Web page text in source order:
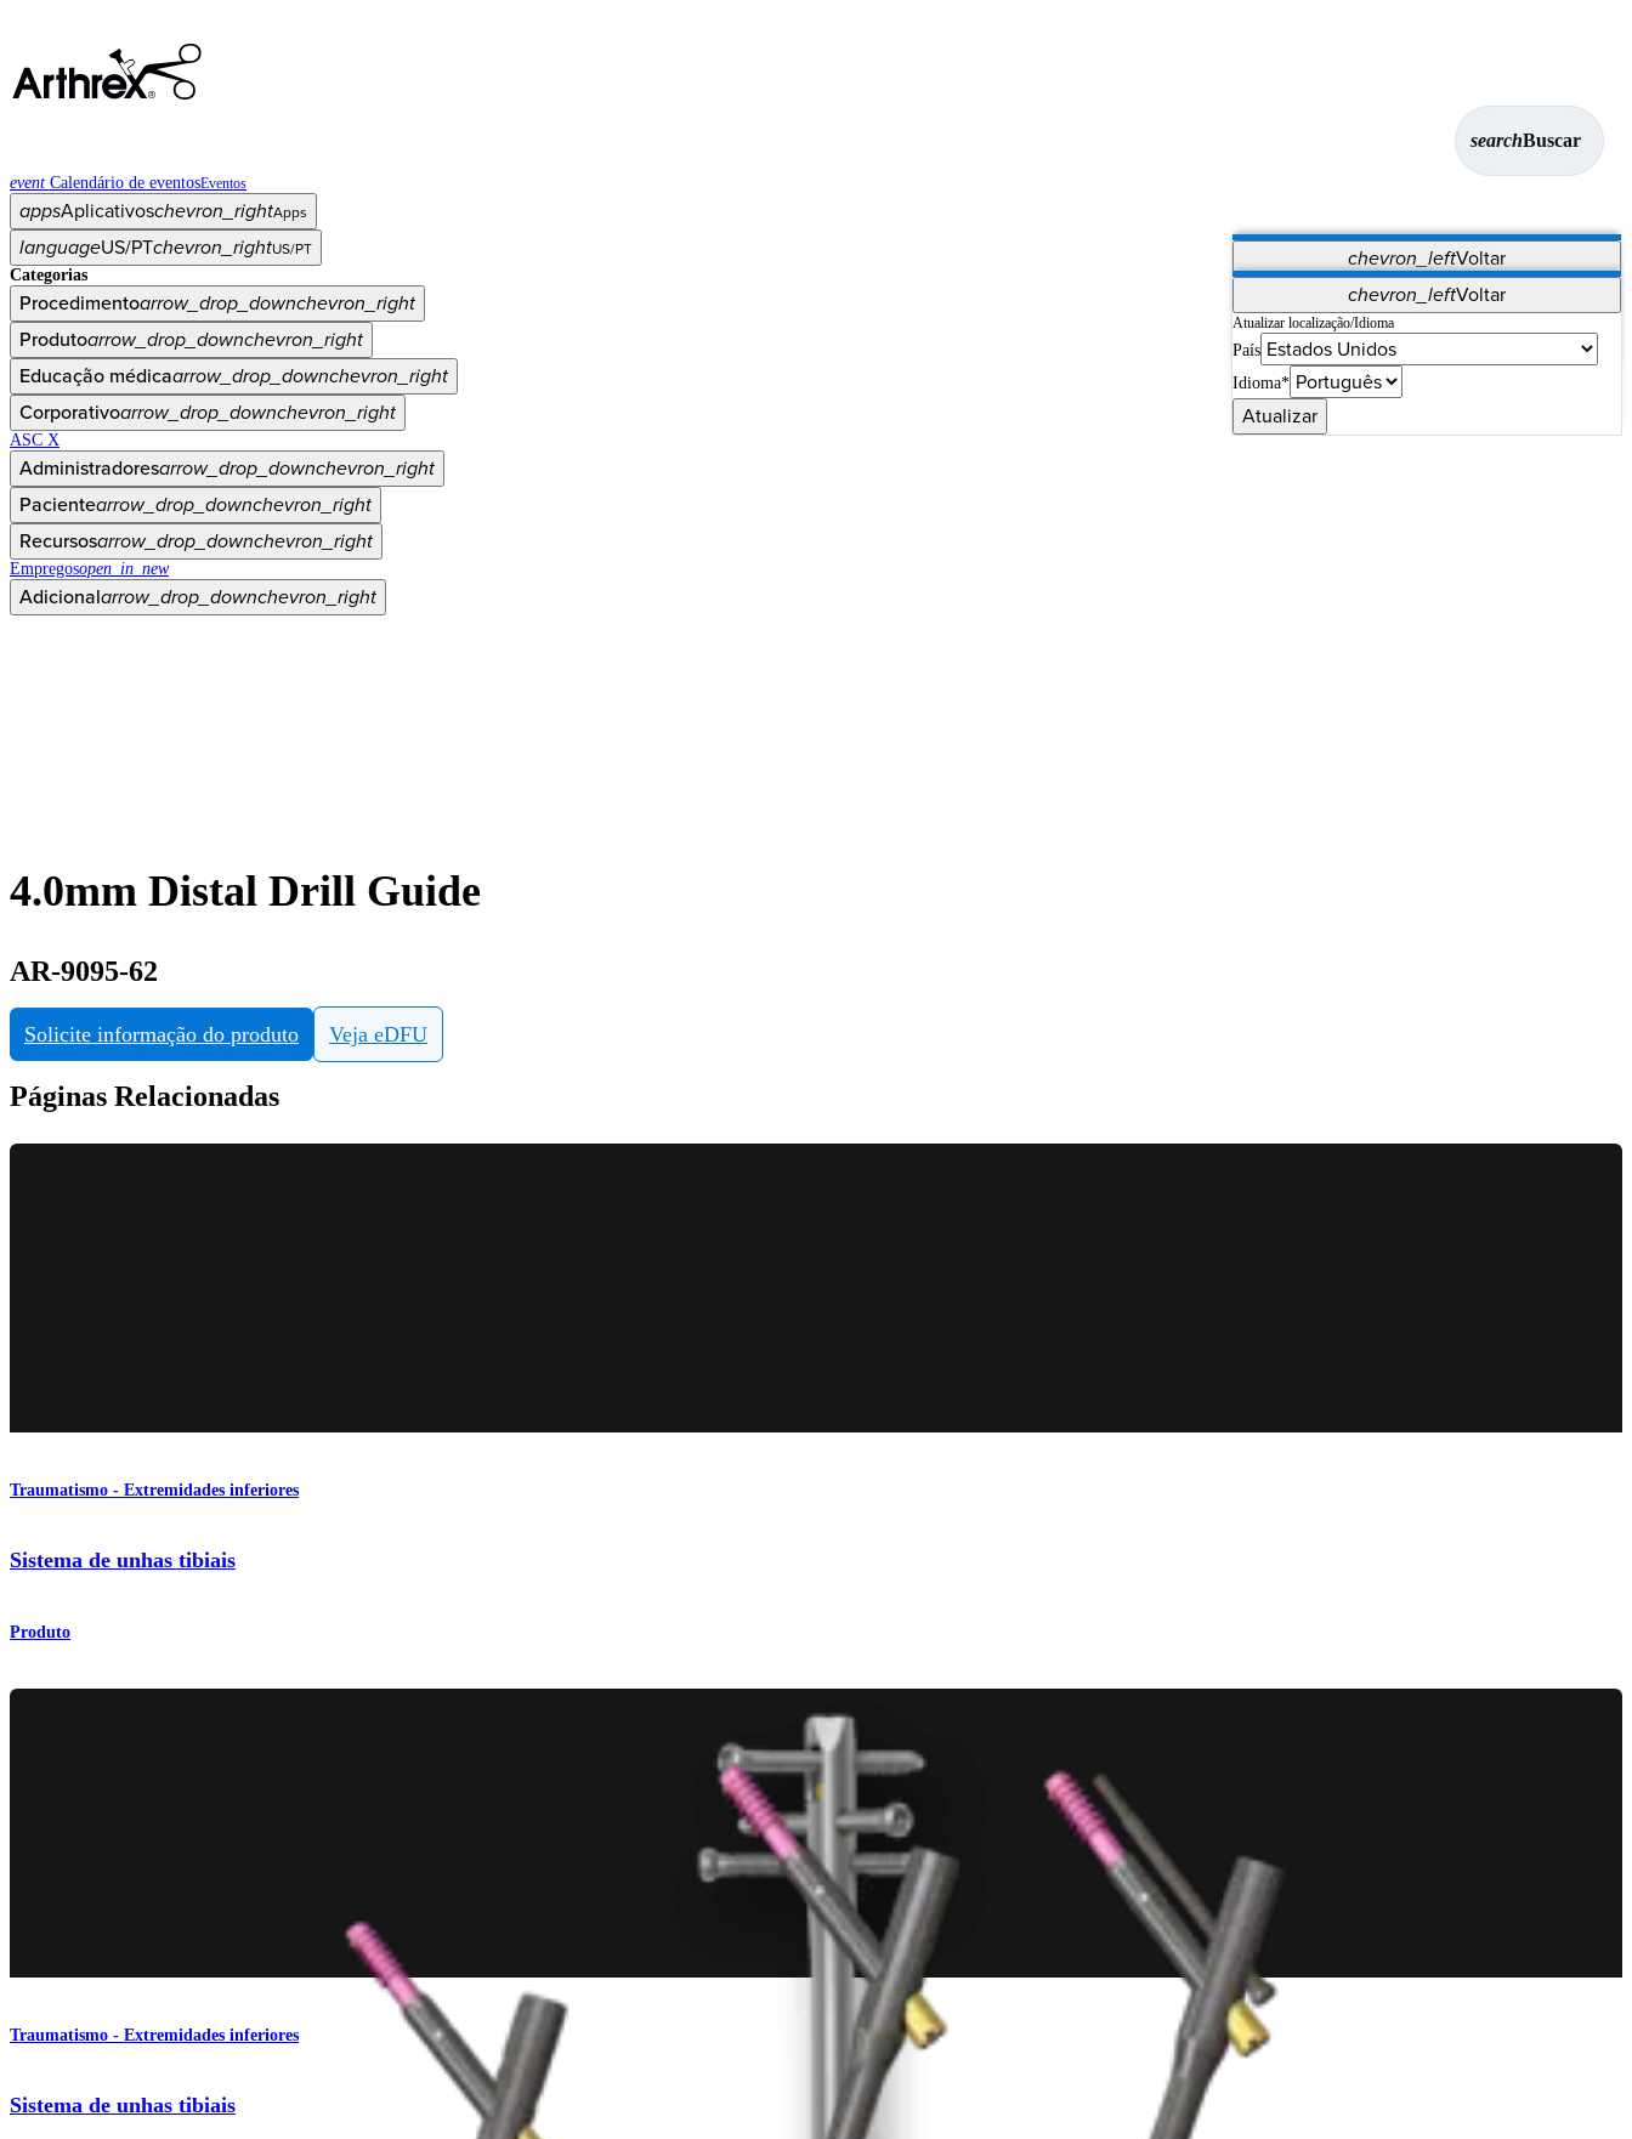
searchBuscar
event Calendário de eventosEventos
appsAplicativoschevron_rightApps
chevron_leftVoltar
Vet Systems OrthoPedia Patient
Supplier Portal
Synergy Imaging & Resection
languageUS/PTchevron_rightUS/PT
chevron_leftVoltar
Atualizar localização/Idioma
País
Idioma*
Atualizar
Categorias
Procedimentoarrow_drop_downchevron_right
Produtoarrow_drop_downchevron_right
Educação médicaarrow_drop_downchevron_right
Corporativoarrow_drop_downchevron_right
ASC X
Administradoresarrow_drop_downchevron_right
Pacientearrow_drop_downchevron_right
Recursosarrow_drop_downchevron_right
Empregosopen_in_new
Adicionalarrow_drop_downchevron_right
4.0mm Distal Drill Guide
AR-9095-62
Solicite informação do produto Veja eDFU
Páginas Relacionadas
Traumatismo - Extremidades inferiores
Sistema de unhas tibiais
Produto
Traumatismo - Extremidades inferiores
Sistema de unhas tibiais